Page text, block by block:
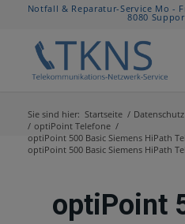
Notfall & Reparatur-Service Mo -
8080
Sie sind hier: Startseite / Datenschutz
/ optiPoint Telefone /
optiPoint 500 Basic Siemens HiPath
optiPoint 500 Basic Siemens HiPath
optiPoint